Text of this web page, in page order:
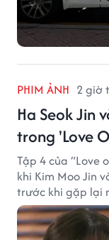
PHIM ẢNH 2 giờ
Ha Seok Jin
trong 'Love
Tập 4 của “Love
khi Kim Moo Jin
trước khi gặp lại